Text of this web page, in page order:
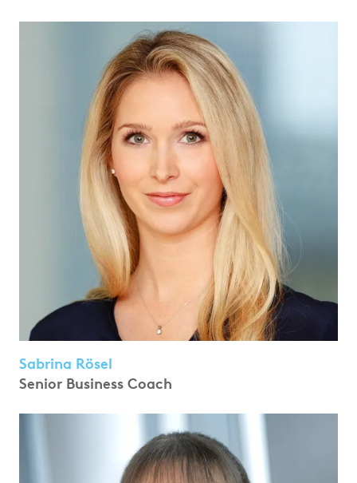
Sabrina Rösel
Senior Business Coach